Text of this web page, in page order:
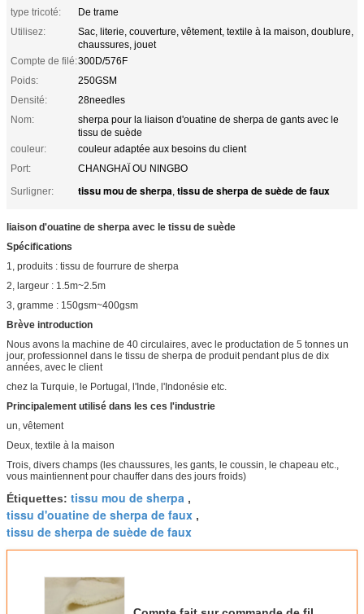
type tricoté:
De trame
Utilisez:
Sac, literie, couverture, vêtement, textile à la maison, doublure,
chaussures, jouet
Compte de filé:300D/576F
Poids:
250GSM
Densité:
28needles
Nom:
sherpa pour la liaison d'ouatine de sherpa de gants avec le
tissu de suède
couleur:
couleur adaptée aux besoins du client
Port:
CHANGHAÏ OU NINGBO
Surligner:
tissu mou de sherpa, tissu de sherpa de suède de faux
liaison d'ouatine de sherpa avec le tissu de suède
Spécifications
1, produits : tissu de fourrure de sherpa
2, largeur : 1.5m~2.5m
3, gramme : 150gsm~400gsm
Brève introduction
Nous avons la machine de 40 circulaires, avec le productation de 5 tonnes un
jour, professionnel dans le tissu de sherpa de produit pendant plus de dix
années, avec le client
chez la Turquie, le Portugal, l'Inde, l'Indonésie etc.
Principalement utilisé dans les ces l'industrie
un, vêtement
Deux, textile à la maison
Trois, divers champs (les chaussures, les gants, le coussin, le chapeau etc.,
vous maintiennent pour chauffer dans des jours froids)
Étiquettes: tissu mou de sherpa ,
tissu d'ouatine de sherpa de faux ,
tissu de sherpa de suède de faux